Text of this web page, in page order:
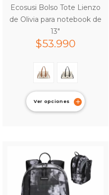
Ecosusi Bolso Tote Lienzo
de Olivia para notebook de
13″
$53.990
Ver opciones